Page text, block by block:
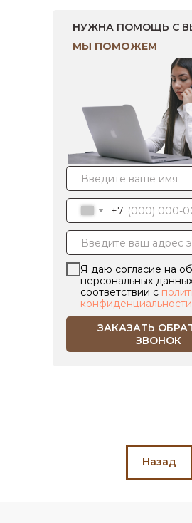
+7
Я даю согласие на
персональных
соответствии с
конфиденциальности
ЗАКАЗАТЬ
ЗВОНОК
НУЖНА ПОМОЩЬ С
МЫ ПОМОЖЕМ
Назад